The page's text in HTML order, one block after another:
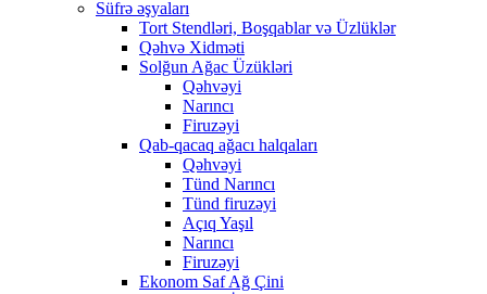
Süfrə əşyaları
Tort Stendləri, Boşqablar və Üzlüklər
Qəhvə Xidməti
Solğun Ağac Üzükləri
Qəhvəyi
Narıncı
Firuzəyi
Qab-qacaq ağacı halqaları
Qəhvəyi
Tünd Narıncı
Tünd firuzəyi
Açıq Yaşıl
Narıncı
Firuzəyi
Ekonom Saf Ağ Çini